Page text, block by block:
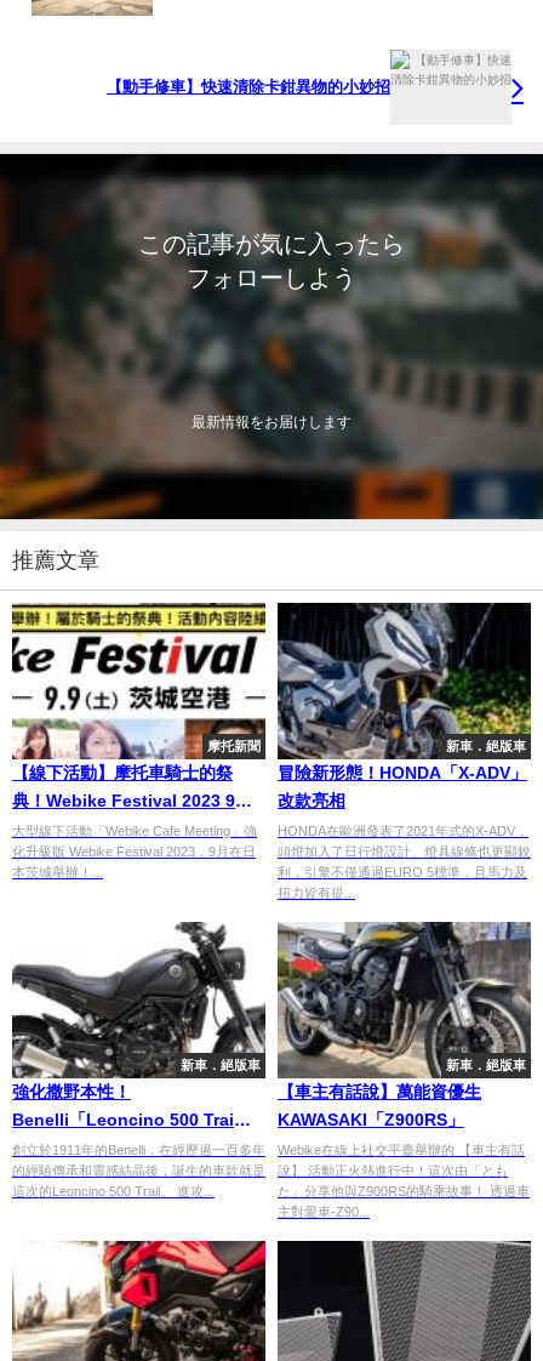
【動手修車】快速清除卡鉗異物的小妙招
この記事が気に入ったら
フォローしよう
最新情報をお届けします
推薦文章
摩托新聞
【線下活動】摩托車騎士的祭
典！Webike Festival 2023 9月
在日本茨城舉辦！
大型線下活動「Webike Cafe Meeting」強
化升級版 Webike Festival 2023，9月在日
本茨城舉辦！...
新車．絕版車
冒險新形態！HONDA「X-ADV」
改款亮相
HONDA在歐洲發表了2021年式的X-ADV，
頭燈加入了日行燈設計、燈具線條也更顯銳
利，引擎不僅通過EURO 5標準，且馬力及
扭力皆有提...
新車．絕版車
強化撒野本性！
Benelli「Leoncino 500 Trai」
北美登場
創立於1911年的Benelli，在經歷過一百多年
的經驗傳承和靈感結晶後，誕生的車款就是
這次的Leoncino 500 Trail。 進攻...
新車．絕版車
【車主有話說】萬能資優生
KAWASAKI「Z900RS」
Webike在線上社交平臺舉辦的 【車主有話
說】 活動正火熱進行中！這次由「とも
た」分享他與Z900RS的騎乘故事！ 透過車
主對愛車-Z90...